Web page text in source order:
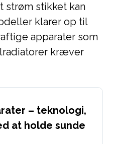
strøm stikket kan
klarer op til
apparater som
kræver
– teknologi,
at holde sunde